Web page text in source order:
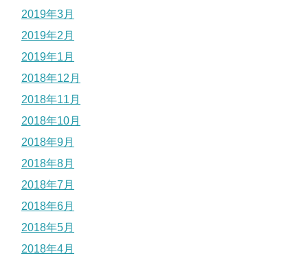
2019年3月
2019年2月
2019年1月
2018年12月
2018年11月
2018年10月
2018年9月
2018年8月
2018年7月
2018年6月
2018年5月
2018年4月